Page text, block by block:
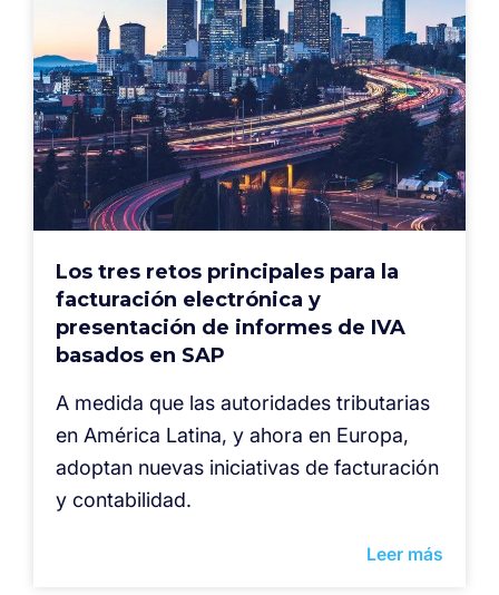
Los tres retos principales para la
facturación electrónica y
presentación de informes de IVA
basados en SAP
A medida que las autoridades tributarias
en América Latina, y ahora en Europa,
adoptan nuevas iniciativas de facturación
y contabilidad.
Leer más